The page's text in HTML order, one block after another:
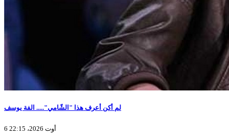
لم أكن أعرف هذا "الشّامي"..... الفة يوسف
6 أوت 2026، 22:15